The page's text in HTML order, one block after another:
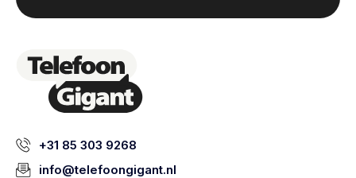
+31 85 303 9268
info@telefoongigant.nl